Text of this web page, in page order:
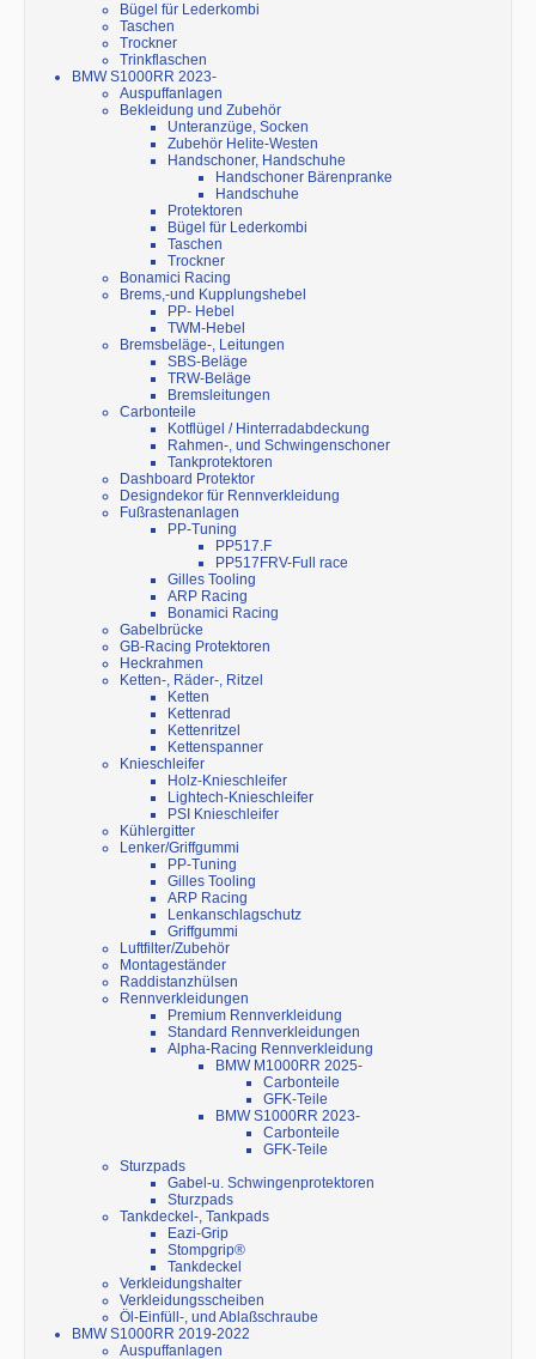
Bügel für Lederkombi
Taschen
Trockner
Trinkflaschen
BMW S1000RR 2023-
Auspuffanlagen
Bekleidung und Zubehör
Unteranzüge, Socken
Zubehör Helite-Westen
Handschoner, Handschuhe
Handschoner Bärenpranke
Handschuhe
Protektoren
Bügel für Lederkombi
Taschen
Trockner
Bonamici Racing
Brems,-und Kupplungshebel
PP- Hebel
TWM-Hebel
Bremsbeläge-, Leitungen
SBS-Beläge
TRW-Beläge
Bremsleitungen
Carbonteile
Kotflügel / Hinterradabdeckung
Rahmen-, und Schwingenschoner
Tankprotektoren
Dashboard Protektor
Designdekor für Rennverkleidung
Fußrastenanlagen
PP-Tuning
PP517.F
PP517FRV-Full race
Gilles Tooling
ARP Racing
Bonamici Racing
Gabelbrücke
GB-Racing Protektoren
Heckrahmen
Ketten-, Räder-, Ritzel
Ketten
Kettenrad
Kettenritzel
Kettenspanner
Knieschleifer
Holz-Knieschleifer
Lightech-Knieschleifer
PSI Knieschleifer
Kühlergitter
Lenker/Griffgummi
PP-Tuning
Gilles Tooling
ARP Racing
Lenkanschlagschutz
Griffgummi
Luftfilter/Zubehör
Montageständer
Raddistanzhülsen
Rennverkleidungen
Premium Rennverkleidung
Standard Rennverkleidungen
Alpha-Racing Rennverkleidung
BMW M1000RR 2025-
Carbonteile
GFK-Teile
BMW S1000RR 2023-
Carbonteile
GFK-Teile
Sturzpads
Gabel-u. Schwingenprotektoren
Sturzpads
Tankdeckel-, Tankpads
Eazi-Grip
Stompgrip®
Tankdeckel
Verkleidungshalter
Verkleidungsscheiben
Öl-Einfüll-, und Ablaßschraube
BMW S1000RR 2019-2022
Auspuffanlagen